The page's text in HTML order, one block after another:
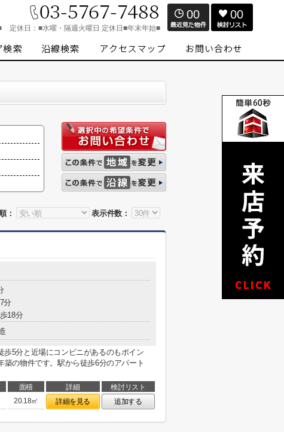
定休日： ■水曜・隔週火曜日 定休日■年末年始■
00 00
：
表示件数：
分
18分
5分と近場にコンビニがあるのもポイン
築の物件です。駅から徒歩6分のアパート
面積 詳細
検討リスト
20.18㎡ 詳細を見る 追加する